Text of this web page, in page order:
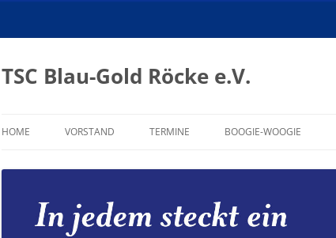
Zum
TSC Blau-Gold Röcke e.V.
HOME VORSTAND TERMINE BOOGIE-WOOGIE